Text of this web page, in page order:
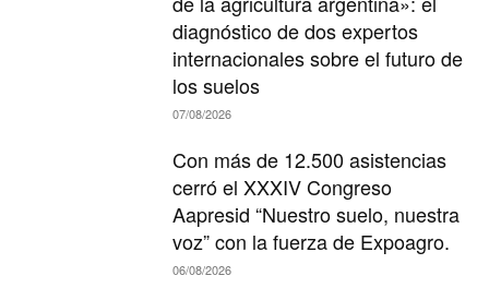
diagnóstico de dos expertos
internacionales sobre el futuro de
los suelos
07/08/2026
Con más de 12.500 asistencias
cerró el XXXIV Congreso
Aapresid “Nuestro suelo, nuestra
voz” con la fuerza de Expoagro.
06/08/2026